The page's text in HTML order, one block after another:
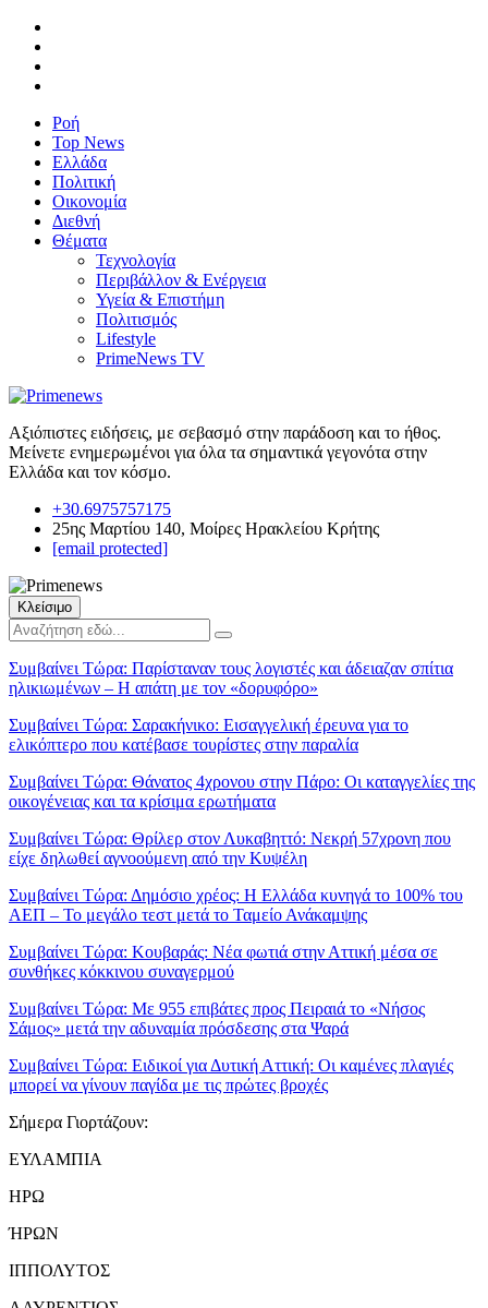
Ροή
Top News
Ελλάδα
Πολιτική
Οικονομία
Διεθνή
Θέματα
Τεχνολογία
Περιβάλλον & Ενέργεια
Υγεία & Επιστήμη
Πολιτισμός
Lifestyle
PrimeNews TV
Αξιόπιστες ειδήσεις, με σεβασμό στην παράδοση και το ήθος.
Μείνετε ενημερωμένοι για όλα τα σημαντικά γεγονότα στην
Ελλάδα και τον κόσμο.
+30.6975757175
25ης Μαρτίου 140, Μοίρες Ηρακλείου Κρήτης
[email protected]
Κλείσιμο
Συμβαίνει Τώρα: Παρίσταναν τους λογιστές και άδειαζαν σπίτια
ηλικιωμένων – Η απάτη με τον «δορυφόρο»
Συμβαίνει Τώρα: Σαρακήνικο: Εισαγγελική έρευνα για το
ελικόπτερο που κατέβασε τουρίστες στην παραλία
Συμβαίνει Τώρα: Θάνατος 4χρονου στην Πάρο: Οι καταγγελίες της
οικογένειας και τα κρίσιμα ερωτήματα
Συμβαίνει Τώρα: Θρίλερ στον Λυκαβηττό: Νεκρή 57χρονη που
είχε δηλωθεί αγνοούμενη από την Κυψέλη
Συμβαίνει Τώρα: Δημόσιο χρέος: Η Ελλάδα κυνηγά το 100% του
ΑΕΠ – Το μεγάλο τεστ μετά το Ταμείο Ανάκαμψης
Συμβαίνει Τώρα: Κουβαράς: Νέα φωτιά στην Αττική μέσα σε
συνθήκες κόκκινου συναγερμού
Συμβαίνει Τώρα: Με 955 επιβάτες προς Πειραιά το «Νήσος
Σάμος» μετά την αδυναμία πρόσδεσης στα Ψαρά
Συμβαίνει Τώρα: Ειδικοί για Δυτική Αττική: Οι καμένες πλαγιές
μπορεί να γίνουν παγίδα με τις πρώτες βροχές
Σήμερα Γιορτάζουν:
ΕΥΛΑΜΠΙΑ
ΗΡΩ
ΉΡΩΝ
ΙΠΠΟΛΥΤΟΣ